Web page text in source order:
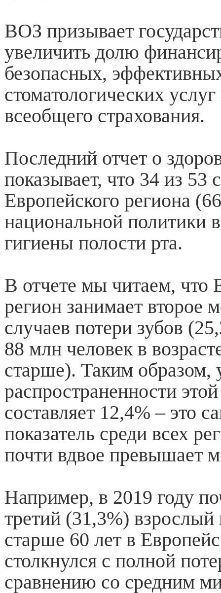
ВОЗ призывает
увеличить долю
безопасных,
стоматологических
всеобщего страхования.
Последний отчет о
показывает, что 34 из 53
Европейского региона
национальной политики
гигиены полости рта.
В отчете мы читаем, что
регион занимает второе
случаев потери зубов
88 млн человек в
старше). Таким образом,
распространенности
составляет 12,4% – это
показатель среди всех
почти вдвое превышает
Например, в 2019 году
третий (31,3%) взрослый
старше 60 лет в
столкнулся с полной
сравнению со средним